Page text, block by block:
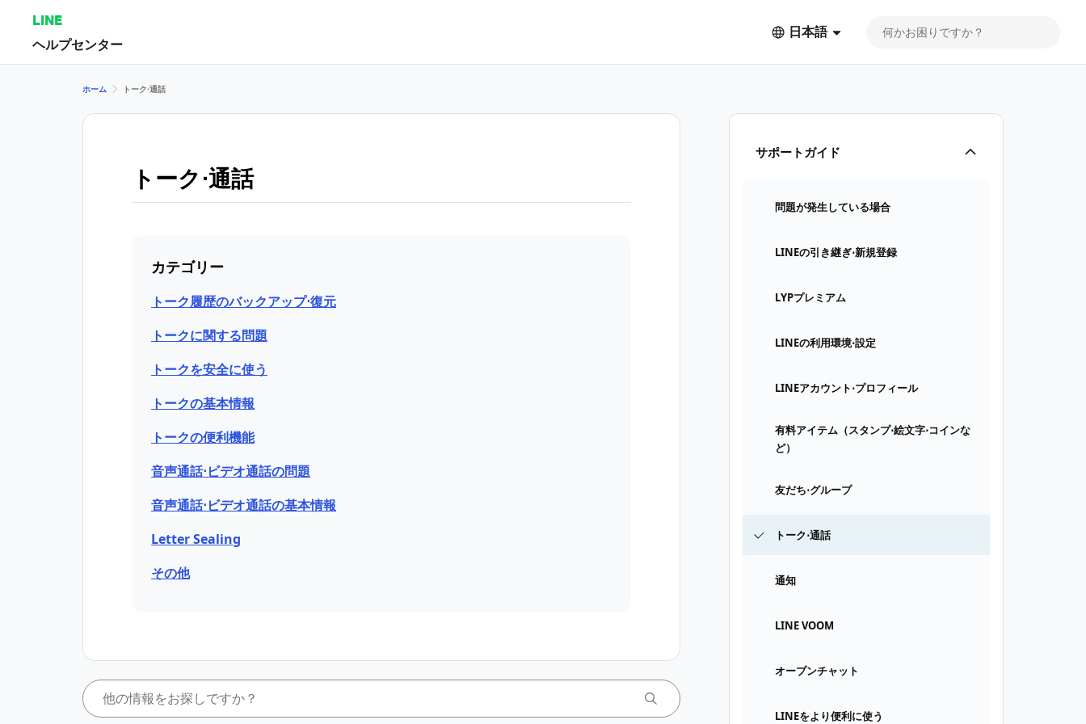
LINE
ヘルプセンター
日本語
サポートガイド
問題が発生している場合
LINEの引き継ぎ⋅新規登録
LYPプレミアム
LINEの利用環境⋅設定
LINEアカウント⋅プロフィール
有料アイテム（スタンプ⋅絵文字⋅コインな
ど）
友だち⋅グループ
トーク⋅通話
通知
LINE VOOM
オープンチャット
LINEをより便利に使う
ホーム トーク⋅通話
トーク⋅通話
カテゴリー
トーク履歴のバックアップ⋅復元
トークに関する問題
トークを安全に使う
トークの基本情報
トークの便 利機能
音声通話⋅ビデオ通話の問題
音声通話⋅ビデオ通話の基本情報
Letter Sealing
その他